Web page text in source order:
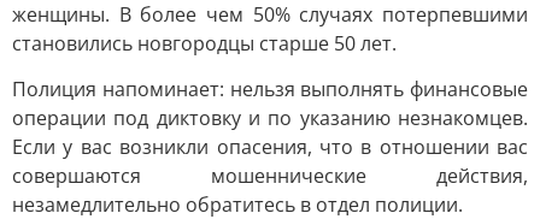
женщины. В более чем 50% случаях потерпевшими
становились новгородцы старше 50 лет.
Полиция напоминает: нельзя выполнять финансовые
операции под диктовку и по указанию незнакомцев.
Если у вас возникли опасения, что в отношении вас
совершаются мошеннические действия,
незамедлительно обратитесь в отдел полиции.